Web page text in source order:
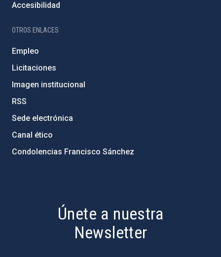
Accesibilidad
OTROS ENLACES
Empleo
Licitaciones
Imagen institucional
RSS
Sede electrónica
Canal ético
Condolencias Francisco Sánchez
Únete a nuestra
Newsletter